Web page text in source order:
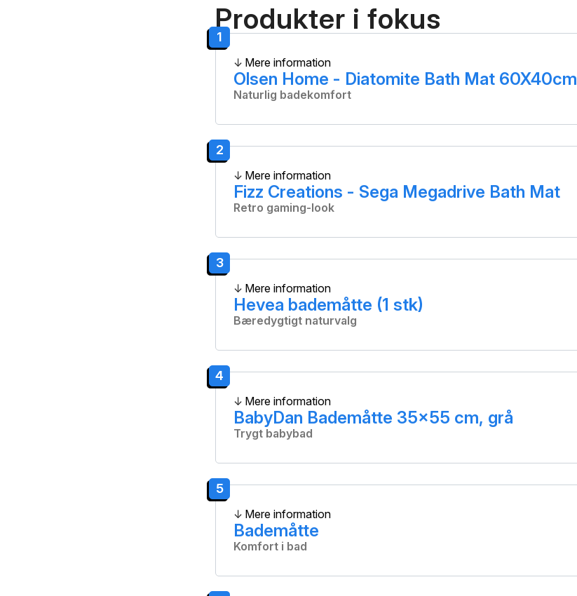
Produkter i fokus
1
Naturlig badekomfort
Olsen Home - Diatomite Bath Mat 60X40cm
Mere information
2
Retro gaming-look
Fizz Creations - Sega Megadrive Bath Mat
Mere information
3
Bæredygtigt naturvalg
Hevea bademåtte (1 stk)
Mere information
4
Trygt babybad
BabyDan Bademåtte 35x55 cm, grå
Mere information
5
Komfort i bad
Bademåtte
Mere information